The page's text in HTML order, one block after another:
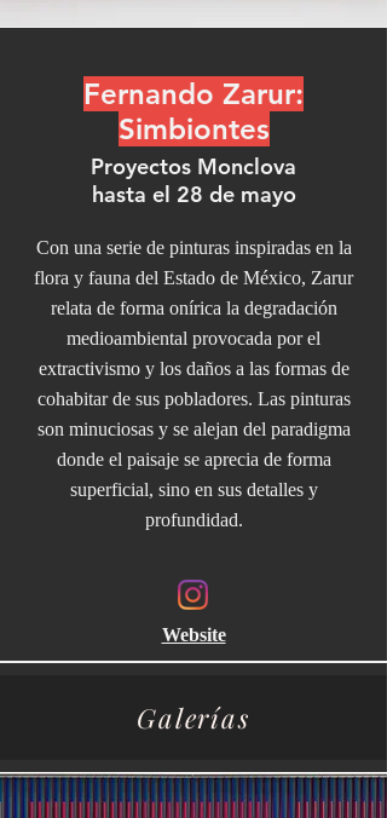
Fernando Zarur:
Simbiontes
Proyectos Monclova
hasta el 28 de mayo
Con una serie de pinturas inspiradas en la
flora y fauna del Estado de México, Zarur
relata de forma onírica la degradación
medioambiental provocada por el
extractivismo y los daños a las formas de
cohabitar de sus pobladores. Las pinturas
son minuciosas y se alejan del paradigma
donde el paisaje se aprecia de forma
superficial, sino en sus detalles y
profundidad.
Website
Galerías